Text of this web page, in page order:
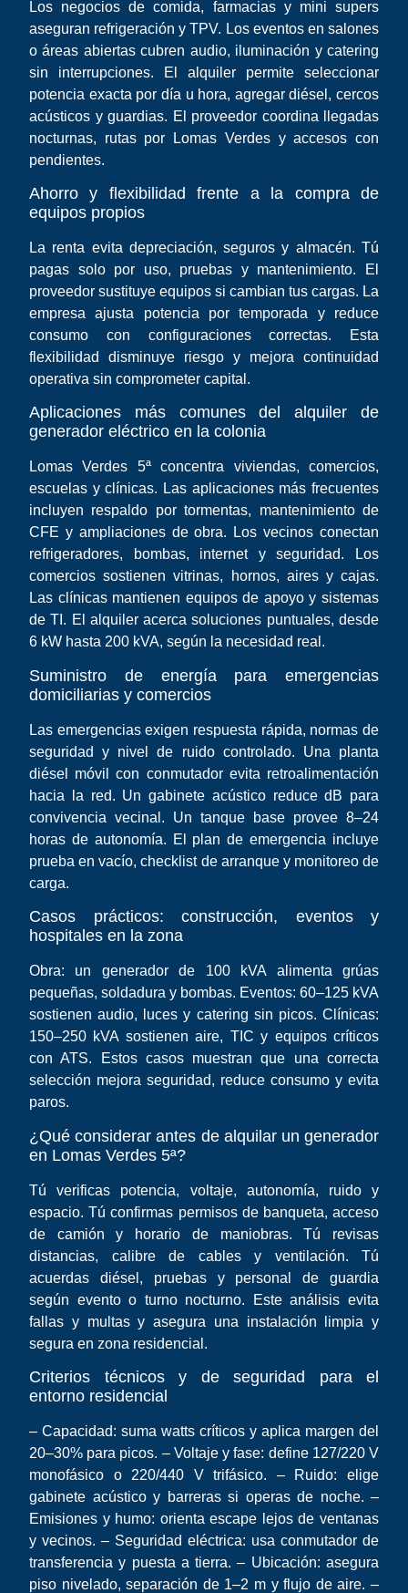
Los negocios de comida, farmacias y mini supers
aseguran refrigeración y TPV. Los eventos en salones
o áreas abiertas cubren audio, iluminación y catering
sin interrupciones. El alquiler permite seleccionar
potencia exacta por día u hora, agregar diésel, cercos
acústicos y guardias. El proveedor coordina llegadas
nocturnas, rutas por Lomas Verdes y accesos con
pendientes.
Ahorro y flexibilidad frente a la compra de
equipos propios
La renta evita depreciación, seguros y almacén. Tú
pagas solo por uso, pruebas y mantenimiento. El
proveedor sustituye equipos si cambian tus cargas. La
empresa ajusta potencia por temporada y reduce
consumo con configuraciones correctas. Esta
flexibilidad disminuye riesgo y mejora continuidad
operativa sin comprometer capital.
Aplicaciones más comunes del alquiler de
generador eléctrico en la colonia
Lomas Verdes 5ª concentra viviendas, comercios,
escuelas y clínicas. Las aplicaciones más frecuentes
incluyen respaldo por tormentas, mantenimiento de
CFE y ampliaciones de obra. Los vecinos conectan
refrigeradores, bombas, internet y seguridad. Los
comercios sostienen vitrinas, hornos, aires y cajas.
Las clínicas mantienen equipos de apoyo y sistemas
de TI. El alquiler acerca soluciones puntuales, desde
6 kW hasta 200 kVA, según la necesidad real.
Suministro de energía para emergencias
domiciliarias y comercios
Las emergencias exigen respuesta rápida, normas de
seguridad y nivel de ruido controlado. Una planta
diésel móvil con conmutador evita retroalimentación
hacia la red. Un gabinete acústico reduce dB para
convivencia vecinal. Un tanque base provee 8–24
horas de autonomía. El plan de emergencia incluye
prueba en vacío, checklist de arranque y monitoreo de
carga.
Casos prácticos: construcción, eventos y
hospitales en la zona
Obra: un generador de 100 kVA alimenta grúas
pequeñas, soldadura y bombas. Eventos: 60–125 kVA
sostienen audio, luces y catering sin picos. Clínicas:
150–250 kVA sostienen aire, TIC y equipos críticos
con ATS. Estos casos muestran que una correcta
selección mejora seguridad, reduce consumo y evita
paros.
¿Qué considerar antes de alquilar un generador
en Lomas Verdes 5ª?
Tú verificas potencia, voltaje, autonomía, ruido y
espacio. Tú confirmas permisos de banqueta, acceso
de camión y horario de maniobras. Tú revisas
distancias, calibre de cables y ventilación. Tú
acuerdas diésel, pruebas y personal de guardia
según evento o turno nocturno. Este análisis evita
fallas y multas y asegura una instalación limpia y
segura en zona residencial.
Criterios técnicos y de seguridad para el
entorno residencial
– Capacidad: suma watts críticos y aplica margen del
20–30% para picos. – Voltaje y fase: define 127/220 V
monofásico o 220/440 V trifásico. – Ruido: elige
gabinete acústico y barreras si operas de noche. –
Emisiones y humo: orienta escape lejos de ventanas
y vecinos. – Seguridad eléctrica: usa conmutador de
transferencia y puesta a tierra. – Ubicación: asegura
piso nivelado, separación de 1–2 m y flujo de aire. –